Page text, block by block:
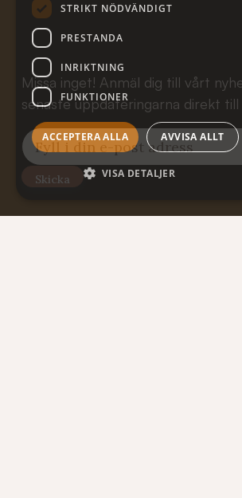
Subscribe to
Missa inget! Anmäl dig till vårt
senaste uppdateringarna direkt till
STRIKT NÖDVÄNDIGT
PRESTANDA
INRIKTNING
FUNKTIONER
ACCEPTERA ALLA AVVISA ALLT
VISA DETALJER